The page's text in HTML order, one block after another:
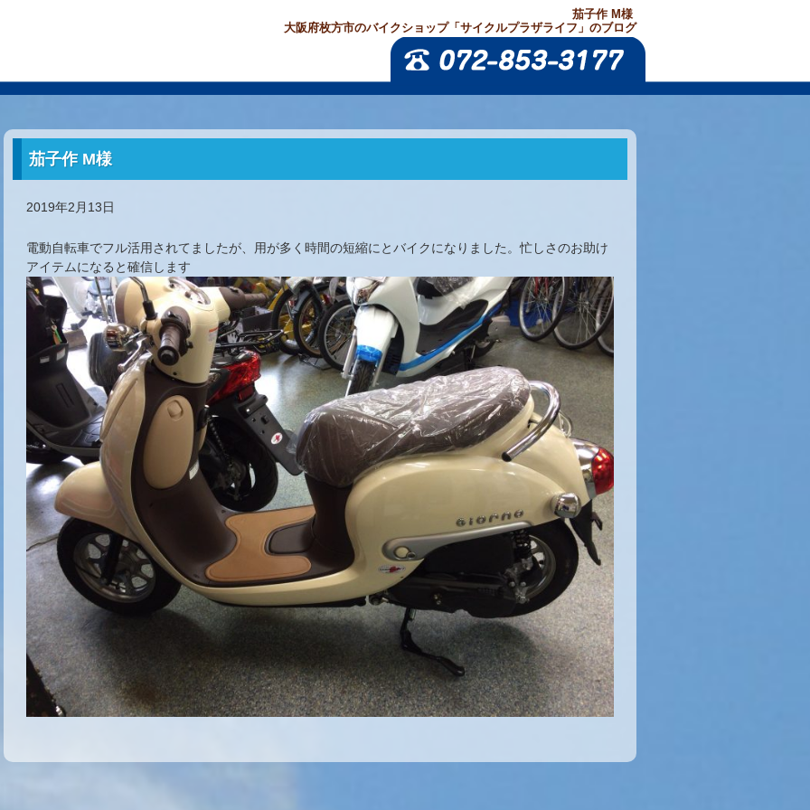
茄子作 M様
大阪府枚方市のバイクショップ「サイクルプラザライフ」のブログ
茄子作 M様
2019年2月13日
電動自転車でフル活用されてましたが、用が多く時間の短縮にとバイクになりました。忙しさのお助け
アイテムになると確信します